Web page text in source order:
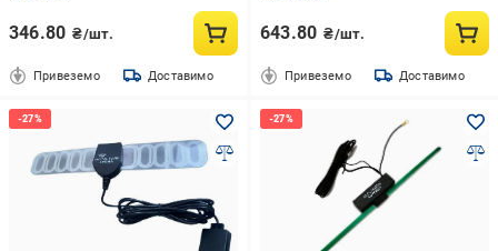
346.80 ₴/шт.
Привеземо Доставимо
643.80 ₴/шт.
Привеземо Доставимо